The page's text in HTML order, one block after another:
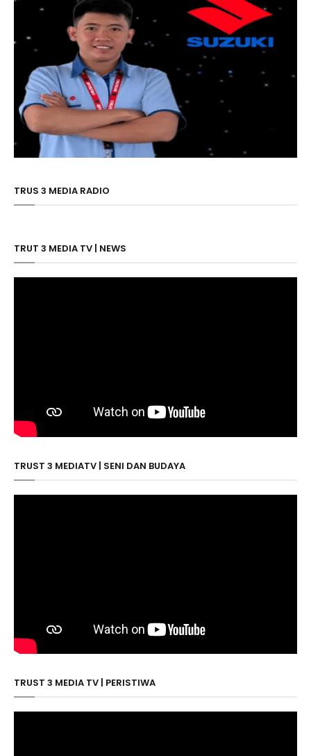
TRUS 3 MEDIA RADIO
TRUT 3 MEDIA TV | NEWS
TRUST 3 MEDIATV | SENI DAN BUDAYA
TRUST 3 MEDIA TV | PERISTIWA